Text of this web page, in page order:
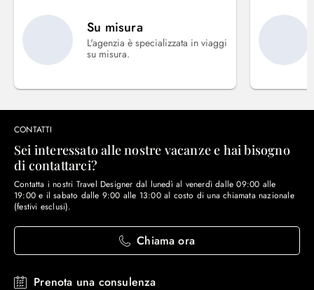
Su misura
L'agenzia è specializzata in viaggi
su misura.
CONTATTI
Sei interessato alle nostre vacanze e hai bisogno
di contattarci?
Contatta i nostri Travel Designer dal lunedì al venerdì dalle 09:00 alle
19:00 e il sabato dalle 9:00 alle 13:00 al costo di una chiamata nazionale
(festivi esclusi).
Chiama ora
Prenota una consulenza